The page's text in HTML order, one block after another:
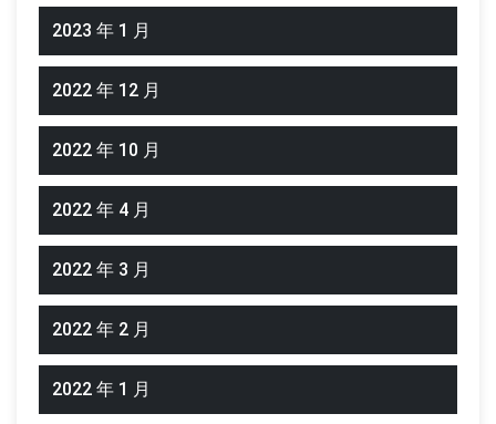
2023 年 1 月
2022 年 12 月
2022 年 10 月
2022 年 4 月
2022 年 3 月
2022 年 2 月
2022 年 1 月